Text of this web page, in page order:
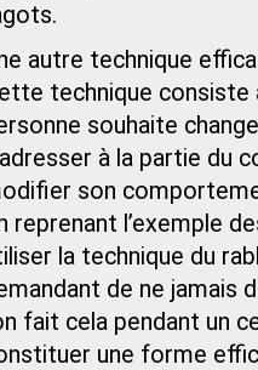
autre technique
technique consiste
souhaite
à la partie du
son
reprenant l’exemple
la technique du
de ne jamais
fait cela pendant un
une forme